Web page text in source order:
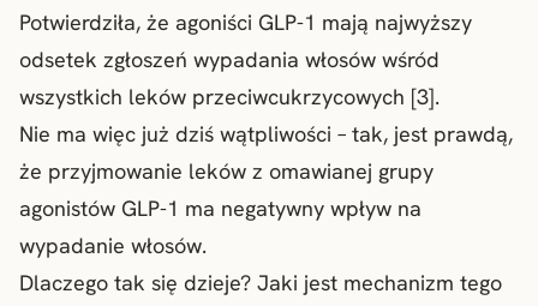
Potwierdziła, że agoniści GLP-1 mają najwyższy
odsetek zgłoszeń wypadania włosów wśród
wszystkich leków przeciwcukrzycowych [3].
Nie ma więc już dziś wątpliwości – tak, jest prawdą,
że przyjmowanie leków z omawianej grupy
agonistów GLP-1 ma negatywny wpływ na
wypadanie włosów.
Dlaczego tak się dzieje? Jaki jest mechanizm tego